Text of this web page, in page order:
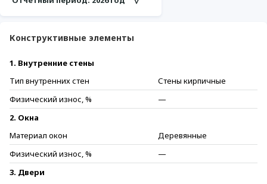
>
Конструктивные элементы
1. Внутренние стены
Тип внутренних стен
Стены кирпичные
Физический износ, %
—
2. Окна
Материал окон
Деревянные
Физический износ, %
—
3. Двери